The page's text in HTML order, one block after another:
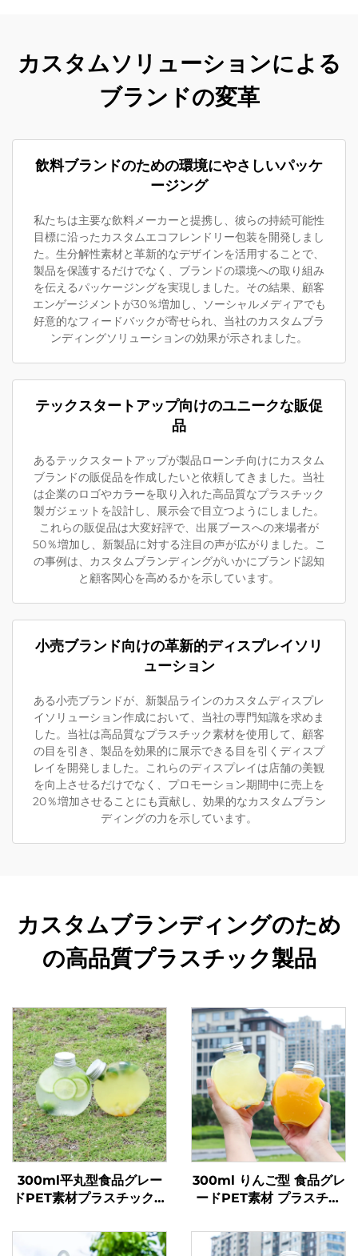
カスタムソリューションによる
ブランドの変革
飲料ブランドのための環境にやさしいパッケ
ージング
私たちは主要な飲料メーカーと提携し、彼らの持続可能性
目標に沿ったカスタムエコフレンドリー包装を開発しまし
た。生分解性素材と革新的なデザインを活用することで、
製品を保護するだけでなく、ブランドの環境への取り組み
を伝えるパッケージングを実現しました。その結果、顧客
エンゲージメントが30％増加し、ソーシャルメディアでも
好意的なフィードバックが寄せられ、当社のカスタムブラ
ンディングソリューションの効果が示されました。
テックスタートアップ向けのユニークな販促
品
あるテックスタートアップが製品ローンチ向けにカスタム
ブランドの販促品を作成したいと依頼してきました。当社
は企業のロゴやカラーを取り入れた高品質なプラスチック
製ガジェットを設計し、展示会で目立つようにしました。
これらの販促品は大変好評で、出展ブースへの来場者が
50％増加し、新製品に対する注目の声が広がりました。こ
の事例は、カスタムブランディングがいかにブランド認知
と顧客関心を高めるかを示しています。
小売ブランド向けの革新的ディスプレイソリ
ューション
ある小売ブランドが、新製品ラインのカスタムディスプレ
イソリューション作成において、当社の専門知識を求めま
した。当社は高品質なプラスチック素材を使用して、顧客
の目を引き、製品を効果的に展示できる目を引くディスプ
レイを開発しました。これらのディスプレイは店舗の美観
を向上させるだけでなく、プロモーション期間中に売上を
20％増加させることにも貢献し、効果的なカスタムブラン
ディングの力を示しています。
カスタムブランディングのため
の高品質プラスチック製品
300ml平丸型食品グレー
ドPET素材プラスチック包
ティー用
300ml りんご型 食品グレ
ードPET素材 プラスチッ
飲料を入れることが可能
創意設計 子どもに人気